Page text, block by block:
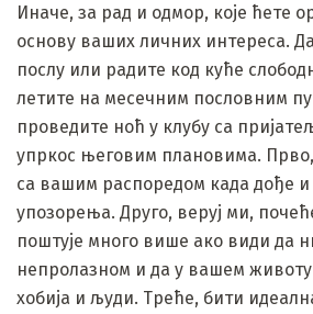
Иначе, за рад и одмор, које ћете
основу ваших личних интереса.
послу или радите код куће
летите на месечним пословним
проведите ноћ у клубу са
упркос његовим плановима.
са вашим распоредом када дође и
упозорења. Друго, веруј ми,
поштује много више ако види да
непролазном и да у вашем
хобија и људи. Треће, бити